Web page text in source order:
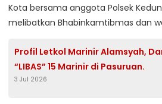
Kota bersama anggota Polsek
melibatkan Bhabinkamtibmas dan
Profil Letkol Marinir Alamsyah,
“LIBAS” 15 Marinir di Pasuruan.
3 Jul 2026